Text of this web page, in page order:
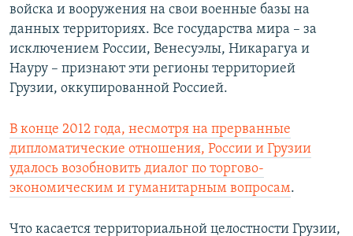
войска и вооружения на свои военные базы на
данных территориях. Все государства мира – за
исключением России, Венесуэлы, Никарагуа и
Науру – признают эти регионы территорией
Грузии, оккупированной Россией.
В конце 2012 года, несмотря на прерванные
дипломатические отношения, России и Грузии
удалось возобновить диалог по торгово-
экономическим и гуманитарным вопросам.
Что касается территориальной целостности Грузии,